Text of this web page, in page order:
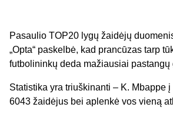
Pasaulio TOP20 lygų žaidėjų
„Opta“ paskelbė, kad prancūzas tarp
futbolininkų deda mažiausiai pastangų
Statistika yra triuškinanti – K. Mbappe
6043 žaidėjus bei aplenkė vos vieną